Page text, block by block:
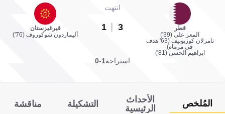
قطر
المعز علي (39')
تامرلان كوزيوبيف (63' هدف
في مرماه)
ابراهيم الحسن (81')
انتهت
3
1
قيرغيزستان
أليماردون شوكوروف (76')
استراحة1-0
المُلخص
الأحداث
الرئيسية
التشكيلة مناقشة